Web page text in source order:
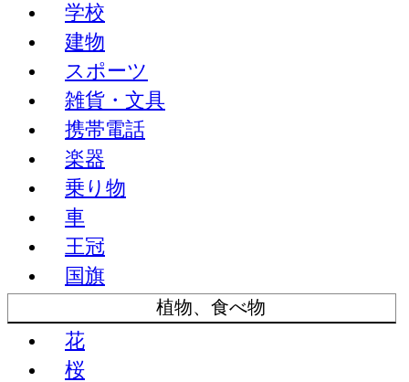
学校
建物
スポーツ
雑貨・文具
携帯電話
楽器
乗り物
車
王冠
国旗
植物、食べ物
花
桜